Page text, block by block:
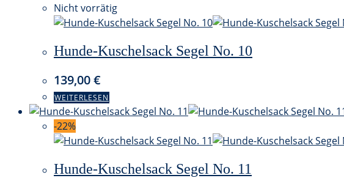
Nicht vorrätig
Hunde-Kuschelsack Segel No. 10
139,00€
WEITERLESEN
-22%
Hunde-Kuschelsack Segel No. 11